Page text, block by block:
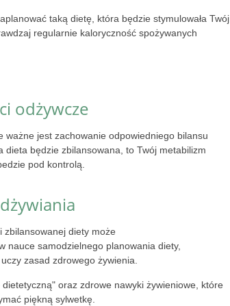
taką dietę, która będzie stymulowała Twój
regularnie kaloryczność spożywanych
odżywcze
ważne jest zachowanie odpowiedniego bilansu
dieta będzie zbilansowana, to Twój metabilizm
pod kontrolą.
zbilansowanej diety może
nauce samodzielnego planowania diety,
zasad zdrowego żywienia.
oraz zdrowe nawyki żywieniowe, które
piękną sylwetkę.